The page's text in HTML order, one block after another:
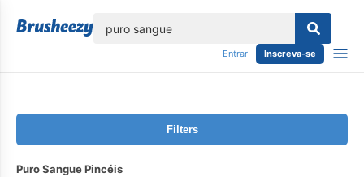
Entrar Inscreva-se
Filters
Puro Sangue Pincéis